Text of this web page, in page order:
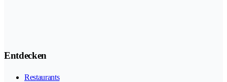
Entdecken
Restaurants